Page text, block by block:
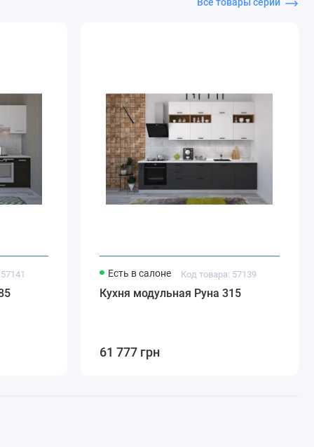
Все товары серии
Есть в салоне Код товара: 57139
Кухня модульная Руна 315
61 777 грн